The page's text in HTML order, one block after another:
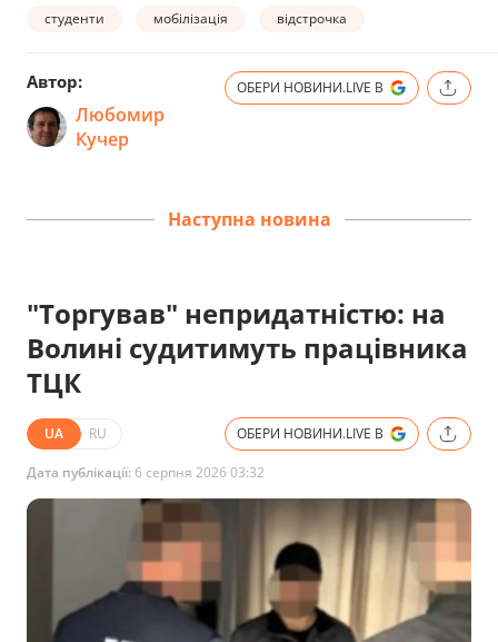
студенти мобілізація відстрочка
Автор:
Любомир
Кучер
ОБЕРИ НОВИНИ.LIVE В
Наступна новина
"Торгував" непридатністю: на
Волині судитимуть працівника
ТЦК
UA RU ОБЕРИ НОВИНИ.LIVE В
Дата публікації: 6 серпня 2026 03:32